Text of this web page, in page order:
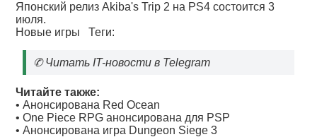
Японский релиз Akiba's Trip 2 на PS4 состоится 3
июля.
Новые игры Теги:
✆Читать IT-новости в Telegram
Читайте также:
•Анонсирована Red Ocean
•One Piece RPG анонсирована для PSP
•Анонсирована игра Dungeon Siege 3